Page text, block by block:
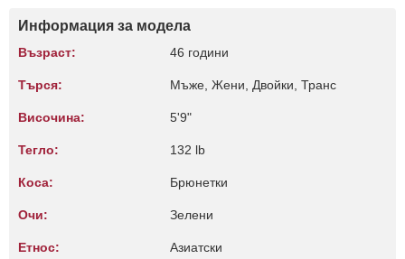
Информация за модела
Възраст: 46 години
Търся: Мъже, Жени, Двойки, Транс
Височина: 5'9"
Тегло: 132 lb
Коса: Брюнетки
Очи: Зелени
Етнос: Азиатски